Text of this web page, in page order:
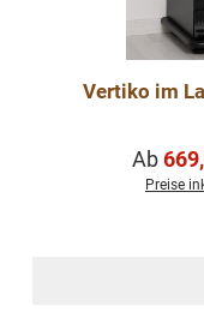
Vertiko im
Ab
Preise